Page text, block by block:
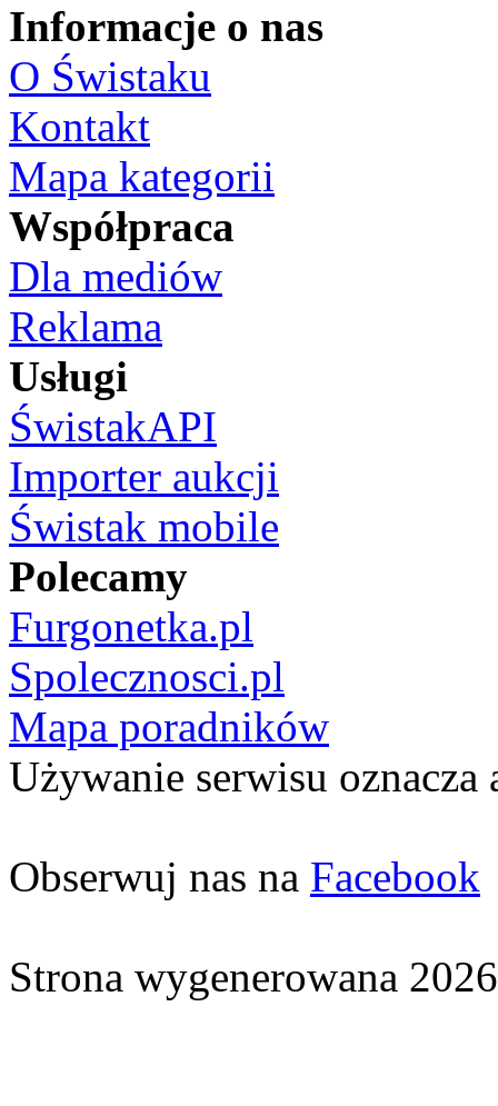
Informacje o nas
O Świstaku
Kontakt
Mapa kategorii
Współpraca
Dla mediów
Reklama
Usługi
ŚwistakAPI
Importer aukcji
Świstak mobile
Polecamy
Furgonetka.pl
Spolecznosci.pl
Mapa poradników
Używanie serwisu oznacza
Obserwuj nas na Facebook
Strona wygenerowana